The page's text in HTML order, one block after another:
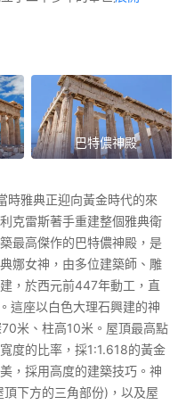
巴特儂神殿
時雅典正迎向黃金時代的來
克雷斯著手重建整個雅典衛
最高傑作的巴特儂神殿，是
娜女神，由多位建築師、雕
，於西元前447年動工，直
這座以白色大理石興建的神
米、柱高10米。屋頂最高點
度的比率，採1:1.618的黃金
，採用高度的建築技巧。神
下方的三角部份)，以及屋